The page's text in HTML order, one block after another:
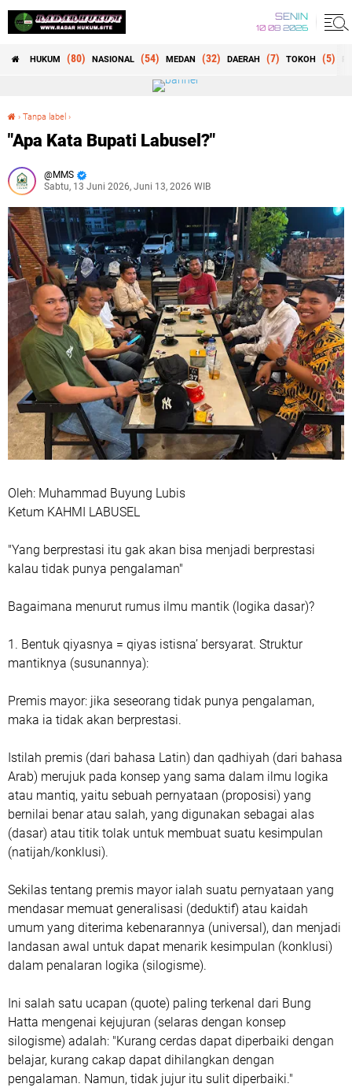
SENIN
10 08 2026
HUKUM (80) NASIONAL (54) MEDAN (32) DAERAH (7) TOKOH (5)
› Tanpa label ›
"Apa Kata Bupati Labusel?"
MMS
Sabtu, 13 Juni 2026, Juni 13, 2026 WIB
Oleh: Muhammad Buyung Lubis
Ketum KAHMI LABUSEL
"Yang berprestasi itu gak akan bisa menjadi berprestasi
kalau tidak punya pengalaman"
Bagaimana menurut rumus ilmu mantik (logika dasar)?
1. Bentuk qiyasnya = qiyas istisna’ bersyarat. Struktur
mantiknya (susunannya):
Premis mayor: jika seseorang tidak punya pengalaman,
maka ia tidak akan berprestasi.
Istilah premis (dari bahasa Latin) dan qadhiyah (dari bahasa
Arab) merujuk pada konsep yang sama dalam ilmu logika
atau mantiq, yaitu sebuah pernyataan (proposisi) yang
bernilai benar atau salah, yang digunakan sebagai alas
(dasar) atau titik tolak untuk membuat suatu kesimpulan
(natijah/konklusi).
Sekilas tentang premis mayor ialah suatu pernyataan yang
mendasar memuat generalisasi (deduktif) atau kaidah
umum yang diterima kebenarannya (universal), dan menjadi
landasan awal untuk dapat menarik kesimpulan (konklusi)
dalam penalaran logika (silogisme).
Ini salah satu ucapan (quote) paling terkenal dari Bung
Hatta mengenai kejujuran (selaras dengan konsep
silogisme) adalah: "Kurang cerdas dapat diperbaiki dengan
belajar, kurang cakap dapat dihilangkan dengan
pengalaman. Namun, tidak jujur itu sulit diperbaiki."